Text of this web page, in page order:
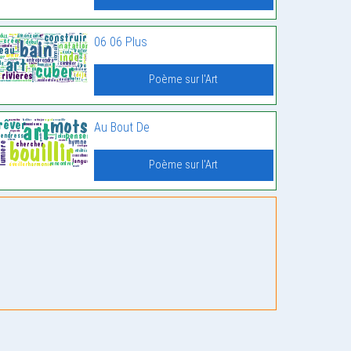
06 06 Plus
Poème sur l'Art
Au Bout De
Poème sur l'Art